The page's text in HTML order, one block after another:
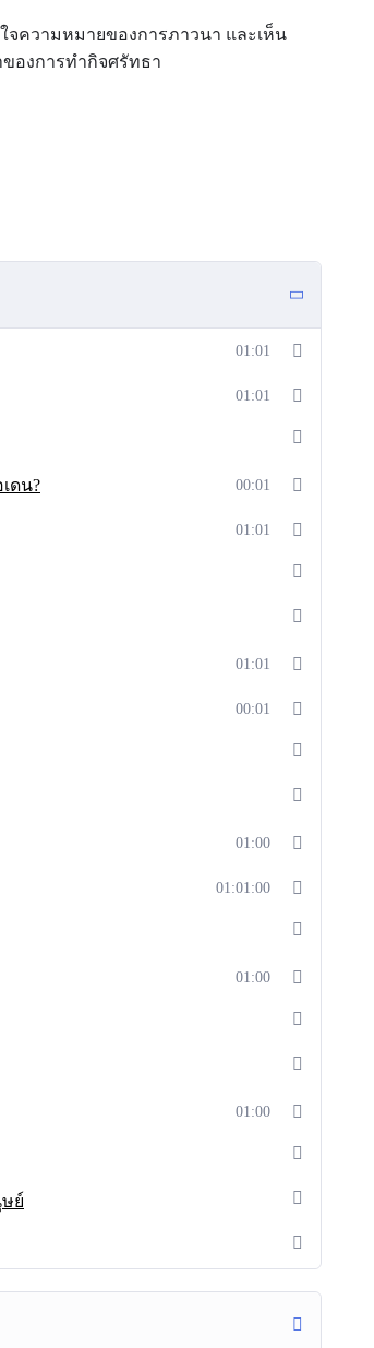
ใจความหมายของการภาวนา และเห็น
องการทำกิจศรัทธา
01:01
01:01
ดน? 00:01
01:01
01:01
00:01
01:00
01:01:00
01:00
01:00
ย์